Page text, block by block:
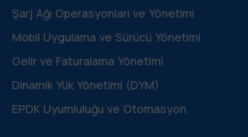
Şarj Ağı Operasyonları ve Yönetimi
Mobil Uygulama ve Sürücü Yönetimi
Gelir ve Faturalama Yönetimi
Dinamik Yük Yönetimi (DYM)
EPDK Uyumluluğu ve Otomasyon